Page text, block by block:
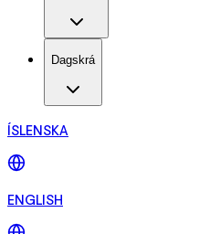
Dagskrá
ÍSLENSKA
ENGLISH